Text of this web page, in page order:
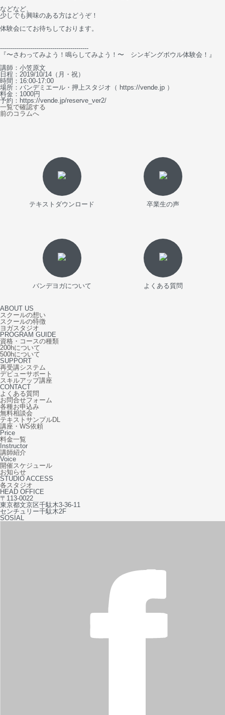
などなど、
少しでも興味のある方はどうぞ！
体験会にてお待ちしております。
--------------------------------------------
『〜さわってみよう！鳴らしてみよう！〜 シンギングボウル体験会！』
講師：小笠原文
日程：2019/10/14（月・祝）
時間：16:00-17:00
場所：バンデミエール・押上スタジオ（ https://vende.jp ）
料金：1000円
予約：https://vende.jp/reserve_ver2/
一覧で確認する
前のコラムへ
テキストダウンロード 卒業生の声
バンデヨガについて よくある質問
ABOUT US
スクールの想い
スクールの特徴
ヨガスタジオ
PROGRAM GUIDE
資格・コースの種類
200hについて
500hについて
SUPPORT
再受講システム
デビューサポート
スキルアップ講座
CONTACT
よくある質問
お問合せフォーム
各種お申込み
無料相談会
テキストサンプルDL
講座・WS依頼
Price
料金一覧
Instructor
講師紹介
Voice
開催スケジュール
お知らせ
STUDIO ACCESS
各スタジオ
HEAD OFFICE
〒113-0022
東京都文京区千駄木3-36-11
センチュリー千駄木2F
SOSIAL